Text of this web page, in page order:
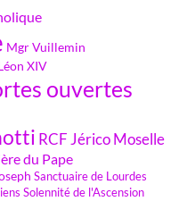
Mgr Vuillemin
XIV
ouvertes
RCF Jérico Moselle
du Pape
Sanctuaire de Lourdes
Solennité de l'Ascension